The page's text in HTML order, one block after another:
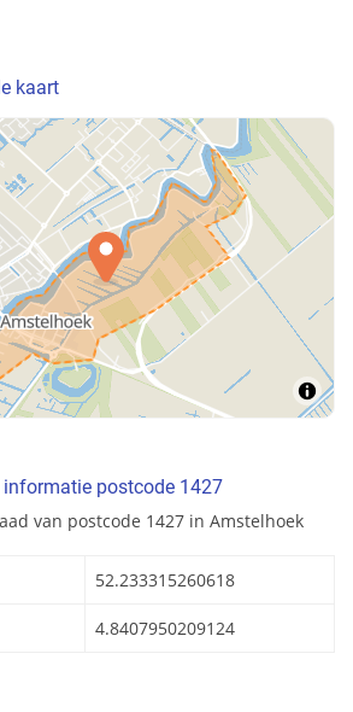
kaart
informatie postcode 1427
van postcode 1427 in Amstelhoek
52.233315260618
4.8407950209124